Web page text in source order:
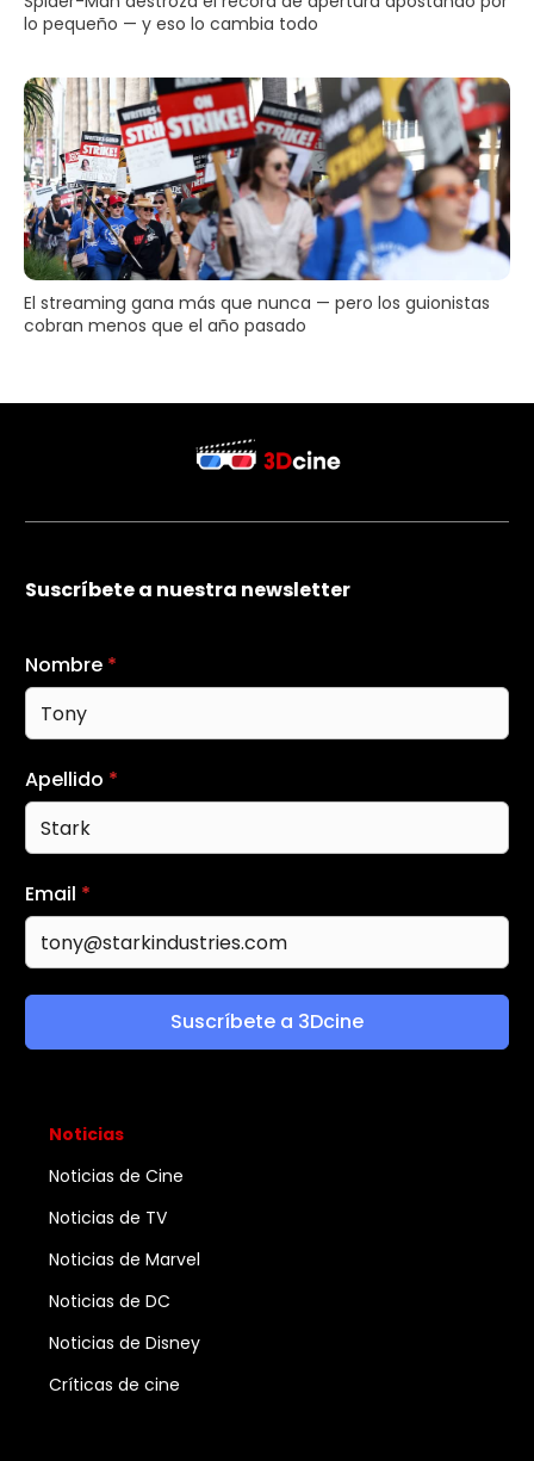
lo pequeño — y eso lo cambia todo
El streaming gana más que nunca — pero los guionistas
cobran menos que el año pasado
Suscríbete a nuestra newsletter
Nombre *
Apellido *
Email *
Suscríbete a 3Dcine
Noticias
Noticias de Cine
Noticias de TV
Noticias de Marvel
Noticias de DC
Noticias de Disney
Críticas de cine